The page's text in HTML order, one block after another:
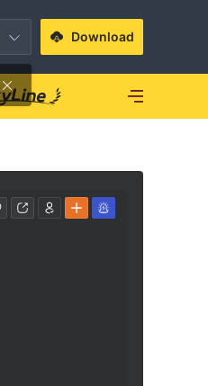
Download